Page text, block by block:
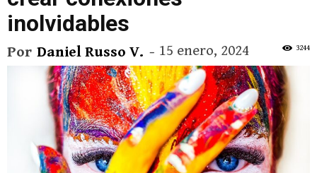
inolvidables
Por Daniel Russo V. - 15 enero, 2024 3244